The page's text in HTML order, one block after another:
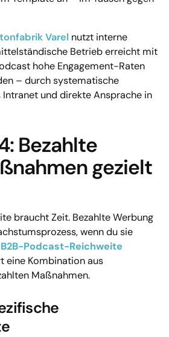
Varel nutzt interne
Betrieb erreicht mit
hohe Engagement-Raten
– durch systematische
Intranet und direkte Ansprache in
Bezahlte
gezielt
braucht Zeit. Bezahlte Werbung
wenn du sie
B2B-Podcast-Reichweite
eine Kombination aus
Maßnahmen.